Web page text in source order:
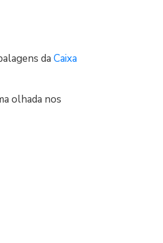
da Caixa
olhada nos